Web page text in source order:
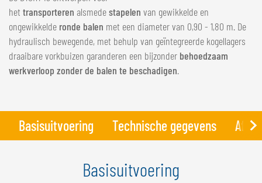
FRANÇAIS
het transporteren alsmedestapelen van gewikkelde en
ongewikkelde ronde balen met een diameter van 0,90 - 1,80 m. De
hydraulisch bewegende, met behulp van geïntegreerde kogellagers
draaibare vorkbuizen garanderen een bijzonder behoedzaam
werkverloop zonder de balen te beschadigen.
Basisuitvoering Technische gegevens
Basisuitvoering